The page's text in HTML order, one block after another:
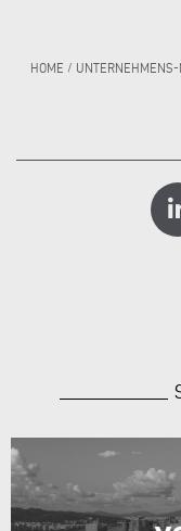
HOME / UNTERNEHMENS-